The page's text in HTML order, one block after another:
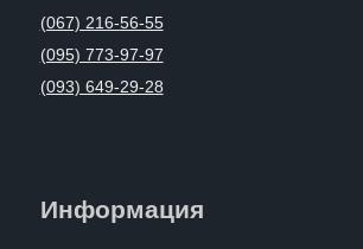
(067) 216-56-55
(095) 773-97-97
(093) 649-29-28
Информация